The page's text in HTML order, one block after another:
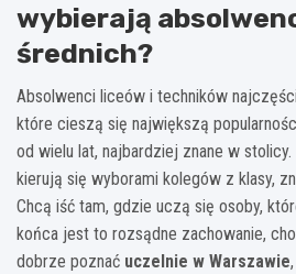
wybierają
średnich?
Absolwenci liceów i techników
które cieszą się największą
od wielu lat, najbardziej znane w
kierują się wyborami kolegów z klasy,
Chcą iść tam, gdzie uczą się osoby,
końca jest to rozsądne zachowanie,
dobrze poznać uczelnie w Warszawie